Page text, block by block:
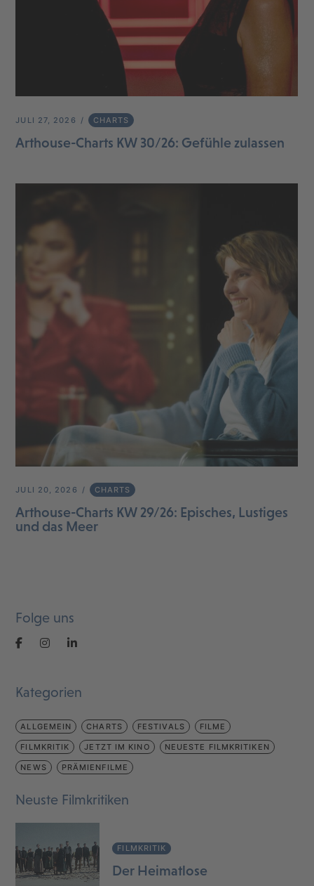
JULI 27, 2026 CHARTS
Arthouse-Charts KW 30/26: Gefühle zulassen
JULI 20, 2026 CHARTS
Arthouse-Charts KW 29/26: Episches, Lustiges
und das Meer
Folge uns
Kategorien
ALLGEMEIN CHARTS FESTIVALS FILME
FILMKRITIK JETZT IM KINO NEUESTE FILMKRITIKEN
NEWS PRÄMIENFILME
Neuste Filmkritiken
FILMKRITIK
Der Heimatlose